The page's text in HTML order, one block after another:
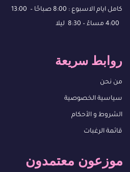
كامل ايام الاسبوع : 8:00 صباحًا – 13:00
روابط سريعة
من نحن
سياسية الخصوصية
الشروط و الأحكام
قائمة الرغبات
موزعون معتمدون